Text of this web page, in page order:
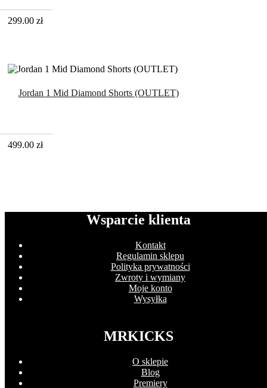
299.00 zł
Jordan 1 Mid Diamond Shorts (OUTLET)
499.00 zł
Wsparcie klienta
Kontakt
Regulamin sklepu
Polityka prywatności
Zwroty i wymiany
Moje konto
Wysyłka
MRKICKS
O sklepie
Blog
Premiery